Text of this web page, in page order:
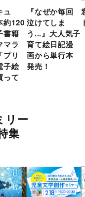
ュ
約120
書籍
ラ
プリ
子絵
って
『なぜか毎回
泣けてしま
う...』大人気子
育て絵日記漫
画から単行本
発売！
リー
集